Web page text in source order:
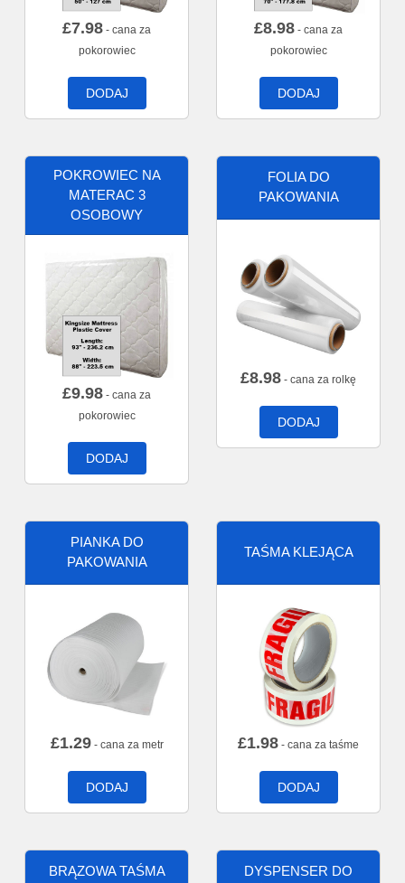
£7.98 - cana za
pokorowiec
DODAJ
£8.98 - cana za
pokorowiec
DODAJ
POKROWIEC NA
MATERAC 3
OSOBOWY
£9.98 - cana za
pokorowiec
DODAJ
FOLIA DO
PAKOWANIA
£8.98 - cana za rolkę
DODAJ
PIANKA DO
PAKOWANIA
£1.29- cana za metr
DODAJ
TAŚMA KLEJĄCA
£1.98 - cana za taśme
DODAJ
BRĄZOWA TAŚMA
DYSPENSER DO